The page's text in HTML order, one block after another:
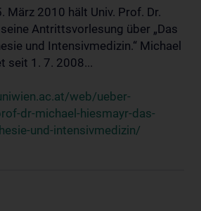
März 2010 hält Univ. Prof. Dr.
Antrittsvorlesung über „Das
und Intensivmedizin.“ Michael
seit 1. 7. 2008...
web/ueber-
dr-michael-hiesmayr-das-
und-intensivmedizin/